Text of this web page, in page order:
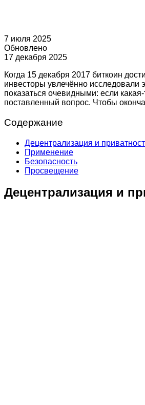
7 июля 2025
Обновлено
17 декабря 2025
Когда 15 декабря 2017 биткоин
инвесторы увлечённо исследовали
показаться очевидными: если
поставленный вопрос. Чтобы
Содержание
Децентрализация и
Применение
Безопасность
Просвещение
Децентрализация и